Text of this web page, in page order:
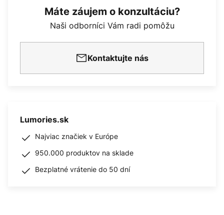
Máte záujem o konzultáciu?
Naši odborníci Vám radi pomôžu
Kontaktujte nás
Lumories.sk
Najviac značiek v Európe
950.000 produktov na sklade
Bezplatné vrátenie do 50 dní